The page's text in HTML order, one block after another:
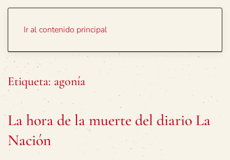
Ir al contenido principal
Etiqueta: agonía
La hora de la muerte del diario La
Nación